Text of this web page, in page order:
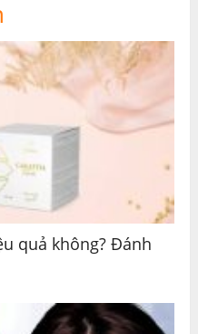
quả không? Đánh